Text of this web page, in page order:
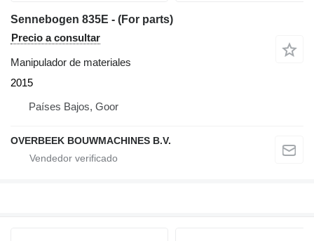
Sennebogen 835E - (For parts)
Precio a consultar
Manipulador de materiales
2015
Países Bajos, Goor
OVERBEEK BOUWMACHINES B.V.